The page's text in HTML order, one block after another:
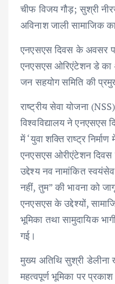
चीफ विजय गौड़; सुश्री
अविनाश जाली सामाजिक
एनएसएस दिवस के अवसर पर
एनएसएस ओरिएंटेशन डे का
जन सहयोग समिति की प्रमुख
राष्ट्रीय सेवा योजना
विश्वविद्यालय ने एनएसएस
में ‘युवा शक्ति राष्ट्र
एनएसएस ओरीएंटेशन
उद्देश्य नव नामांकित
नहीं, तुम” की भावना को
एनएसएस के उद्देश्यों,
भूमिका तथा सामुदायिक
गई।
मुख्य अतिथि सुश्री
महत्वपूर्ण भूमिका पर